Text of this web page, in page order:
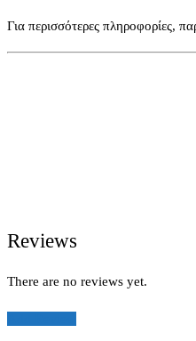
Για περισσότερες πληροφορίες,
Reviews
There are no reviews yet.